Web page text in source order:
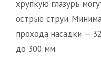
хрупкую глазурь
острые струи.
прохода насадки —
до 300 мм.